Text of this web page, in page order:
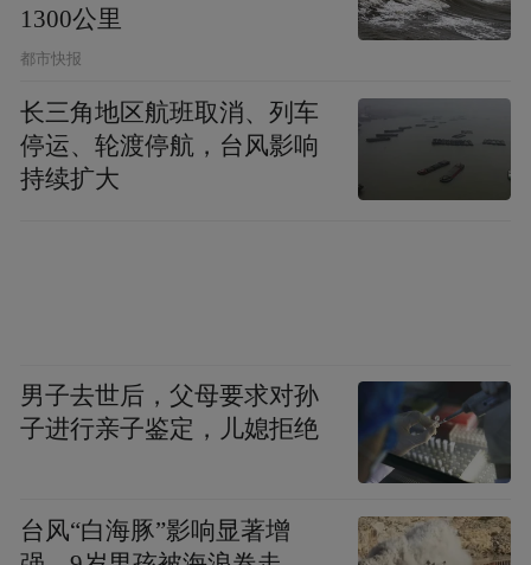
的是4年2.29亿的续约选项，会在下周飞往美
1300公里
都市快报
长三角地区航班取消、列车
停运、轮渡停航，台风影响
持续扩大
男子去世后，父母要求对孙
子进行亲子鉴定，儿媳拒绝
台风“白海豚”影响显著增